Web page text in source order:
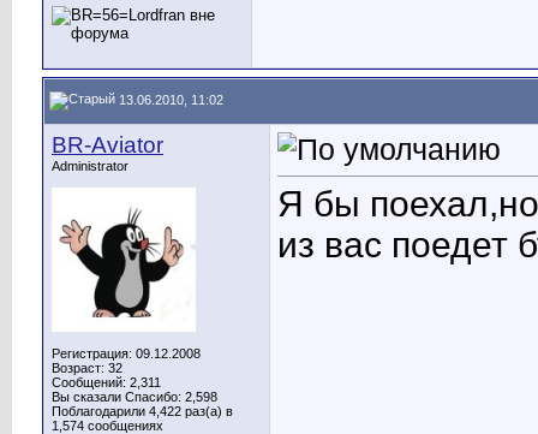
13.06.2010, 11:02
BR-Aviator
Administrator
Регистрация: 09.12.2008
Возраст: 32
Сообщений: 2,311
Вы сказали Спасибо: 2,598
Поблагодарили 4,422 раз(а) в
1,574 сообщениях
Я бы
из вас поедет